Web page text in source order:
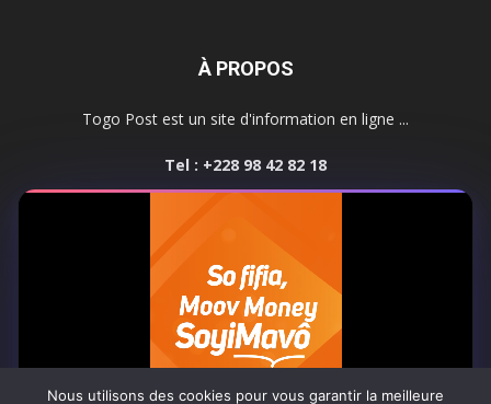
À PROPOS
Togo Post est un site d'information en ligne ...
Tel : +228 98 42 82 18
SUIVEZ NOUS
Nous utilisons des cookies pour vous garantir la meilleure